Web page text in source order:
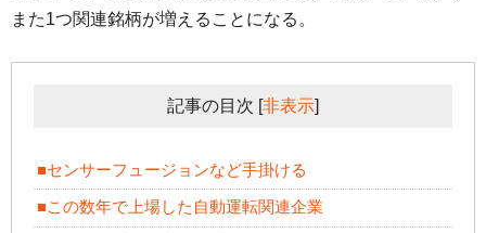
また1つ関連銘柄が増えることになる。
記事の目次 [非表示]
■センサーフュージョンなど手掛ける
■この数年で上場した自動運転関連企業